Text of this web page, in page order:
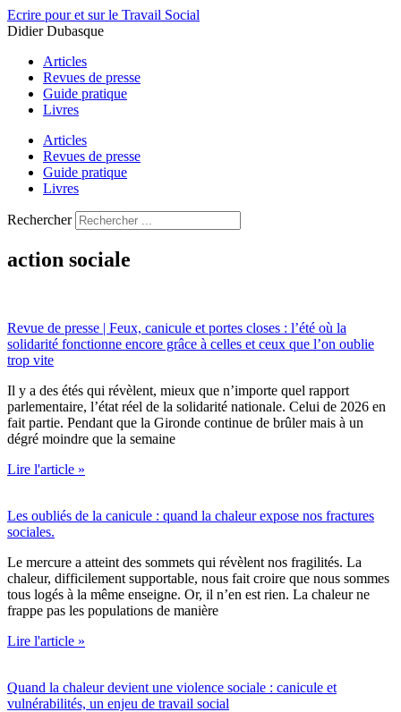
Aller
au
Ecrire pour et sur le Travail Social
Didier Dubasque
Articles
Revues de presse
Guide pratique
Livres
Articles
Revues de presse
Guide pratique
Livres
Rechercher
action sociale
Revue de presse | Feux, canicule et portes closes : l’été où la
solidarité fonctionne encore grâce à celles et ceux que l’on oublie
trop vite
Il y a des étés qui révèlent, mieux que n’importe quel rapport
parlementaire, l’état réel de la solidarité nationale. Celui de 2026 en
fait partie. Pendant que la Gironde continue de brûler mais à un
dégré moindre que la semaine
Lire l'article »
Les oubliés de la canicule : quand la chaleur expose nos fractures
sociales.
Le mercure a atteint des sommets qui révèlent nos fragilités. La
chaleur, difficilement supportable, nous fait croire que nous sommes
tous logés à la même enseigne. Or, il n’en est rien. La chaleur ne
frappe pas les populations de manière
Lire l'article »
Quand la chaleur devient une violence sociale : canicule et
vulnérabilités, un enjeu de travail social